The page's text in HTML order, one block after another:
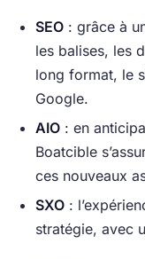
SEO: grâce à
les balises, les
long format, le
Google.
AIO: en
Boatcible
ces nouveaux
SXO:
stratégie, avec